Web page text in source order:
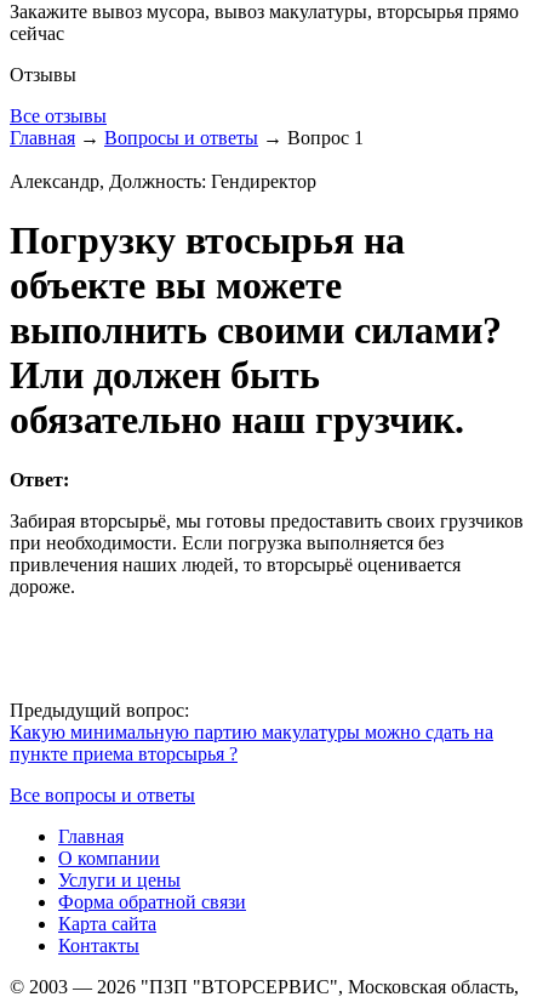
Закажите вывоз мусора, вывоз макулатуры, вторсырья прямо
сейчас
Отзывы
Все отзывы
Главная → Вопросы и ответы → Вопрос 1
Александр, Должность: Гендиректор
Погрузку втосырья на
объекте вы можете
выполнить своими силами?
Или должен быть
обязательно наш грузчик.
Ответ:
Забирая вторсырьё, мы готовы предоставить своих грузчиков
при необходимости. Если погрузка выполняется без
привлечения наших людей, то вторсырьё оценивается
дороже.
Предыдущий вопрос:
Какую минимальную партию макулатуры можно сдать на
пункте приема вторсырья ?
Все вопросы и ответы
Главная
О компании
Услуги и цены
Форма обратной связи
Карта сайта
Контакты
© 2003 — 2026 "ПЗП "ВТОРСЕРВИС", Московская область,